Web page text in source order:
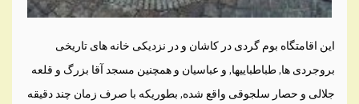
این اقامتگاه بوم گردی در کاشان و در نزدیکی خانه های تاریخی
بروجردی ها, طباطباییها, و عباسیان و همچنین مسجد آقا بزرگ و قلعه
جلالی و حصار سلجوقی واقع شده, بطوریکه با صرف زمان چند دقیقه